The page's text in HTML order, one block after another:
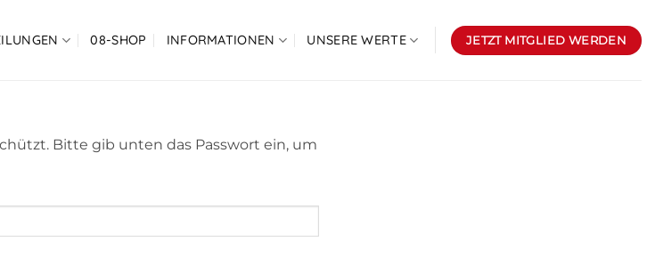
08-SHOP INFORMATIONEN UNSERE WERTE JETZT MITGLIED WERDEN
Bitte gib unten das Passwort ein, um